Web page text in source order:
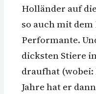
Holländer auf
so auch mit
Performante.
dicksten Stiere
draufhat (wobei:
Jahre hat er